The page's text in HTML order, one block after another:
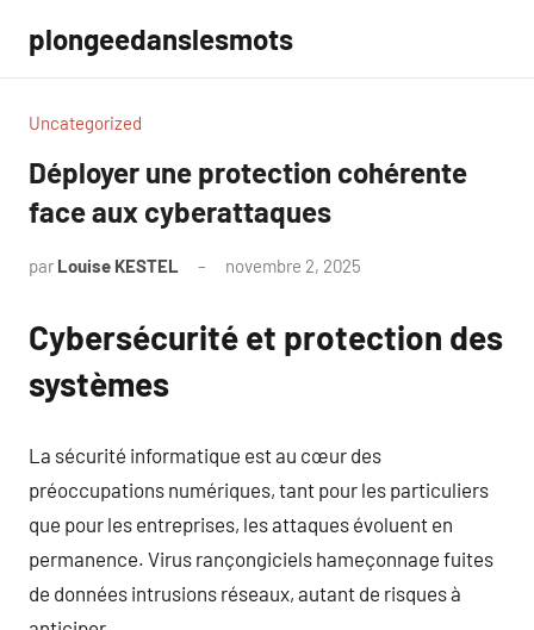
contenu
plongeedanslesmots
Uncategorized
Déployer une protection cohérente
face aux cyberattaques
par Louise KESTEL novembre 2, 2025
Cybersécurité et protection des
systèmes
La sécurité informatique est au cœur des
préoccupations numériques, tant pour les particuliers
que pour les entreprises, les attaques évoluent en
permanence. Virus rançongiciels hameçonnage fuites
de données intrusions réseaux, autant de risques à